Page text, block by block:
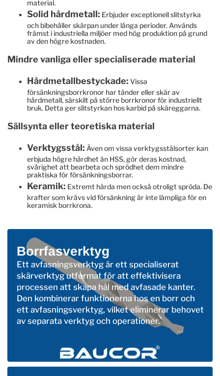
material.
Solid hårdmetall: Erbjuder exceptionell slitstyrka
och bibehåller skärpan under långa perioder. Används
främst i industriella miljöer med hög produktion på grund
av den högre kostnaden.
Mindre vanliga eller specialiserade material
Hårdmetallbestyckade: Vissa
försänkningsborrkronor har tänder eller skär av
hårdmetall, särskilt på större borrkronor för industriellt
bruk. Detta ger slitstyrkan hos karbid på skäreggarna.
Sällsynta eller teoretiska material
Verktygsstål: Även om vissa verktygsstålsorter kan
erbjuda högre hårdhet än HSS, gör deras kostnad,
svårighet att bearbeta och sprödhet dem mindre
praktiska för försänkningsborrar.
Keramik: Extremt hårda men också otroligt spröda. De
krafter som krävs vid försänkning är inte lämpliga för en
keramisk borrkrona.
Borrfasverktyg
Ett avfasningsverktyg är ett specialiserat
skärverktyg utformat för att effektivisera
processen att skapa hål med avfasade kanter.
Den kombinerar funktionerna hos en borr och
ett avfasningsverktyg, vilket eliminerar behovet
av separata verktyg och operationer.